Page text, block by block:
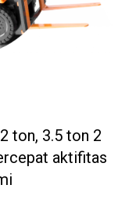
ton, 3.5 ton 2
aktifitas